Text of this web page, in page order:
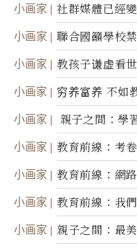
小画家 社群媒體已經
小画家 聯合國籲學校
小画家 教孩子谦虚看
小画家 穷养富养 不如
小画家 親子之間：學
小画家 教育前線：考
小画家 教育前線：網
小画家 教育前線：我
小画家 親子之間：最